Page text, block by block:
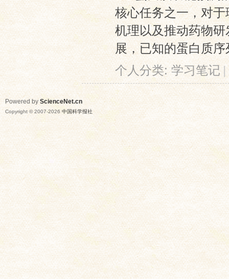
核心任务之一，对
机理以及推动药物
展，已知的蛋白质
个人分类: 学习笔记 |
Powered by ScienceNet.cn
Copyright © 2007-2026 中国科学报社